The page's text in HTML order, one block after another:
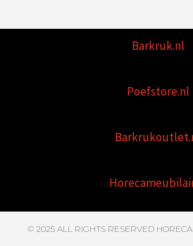
Barkruk.nl
Poefstore.nl
© 2025 ALL RIGHTS RESERVED